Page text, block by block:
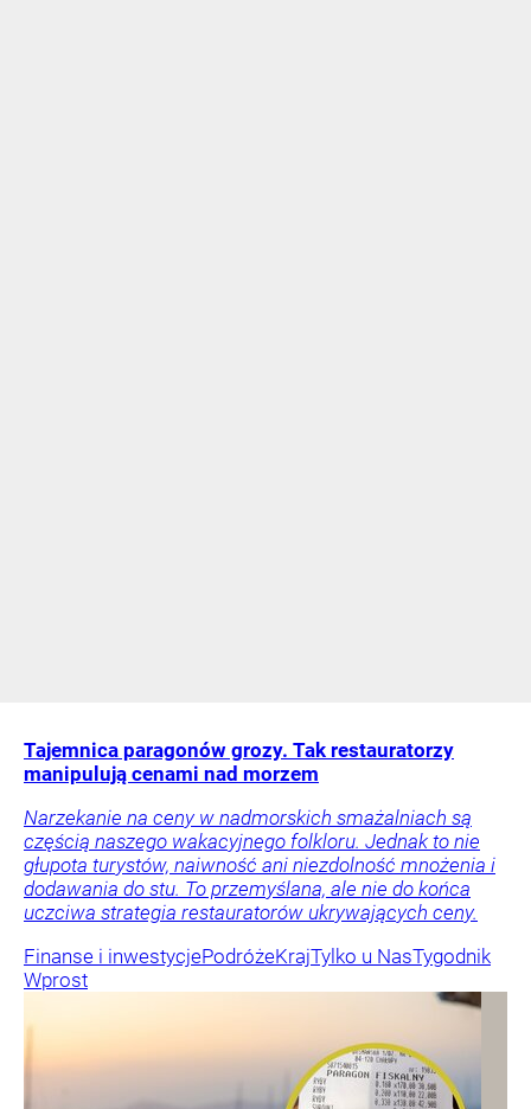
Tajemnica paragonów grozy. Tak restauratorzy
manipulują cenami nad morzem
Narzekanie na ceny w nadmorskich smażalniach są
częścią naszego wakacyjnego folkloru. Jednak to nie
głupota turystów, naiwność ani niezdolność mnożenia i
dodawania do stu. To przemyślana, ale nie do końca
uczciwa strategia restauratorów ukrywających ceny.
Finanse i inwestycjePodróżeKrajTylko u NasTygodnik
Wprost